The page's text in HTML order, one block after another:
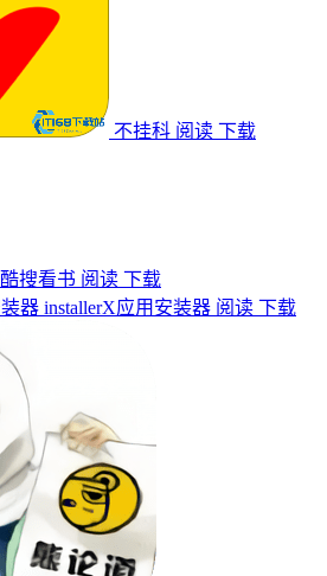
不挂科 阅读 下载
酷搜看书 阅读 下载
installerX应用安装器 阅读 下载